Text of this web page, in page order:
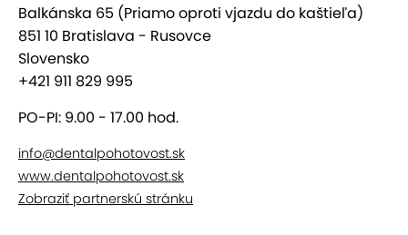
Dentálna hygiena – základ
zdravého chrupu
Preventívna dentálna hygiena je kľúčom k
zdravým ďasnám, odstráneniu zubného
kameňa, povlaku a pigmentácií
k zápalom či kazom. Profesionálne hygienické
Balkánska 65 (Priamo oproti vjazdu do kaštieľa)
851 10 Bratislava - Rusovce
Slovensko
+421 911 829 995
PO-PI: 9.00 - 17.00 hod.
info@dentalpohotovost.sk
www.dentalpohotovost.sk
Zobraziť partnerskú stránku